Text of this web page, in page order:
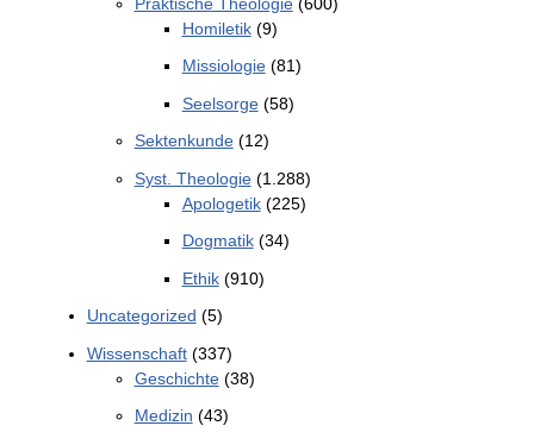
Homiletik(9)
Missiologie(81)
Seelsorge(58)
Sektenkunde(12)
Syst. Theologie(1.288)
Apologetik(225)
Dogmatik(34)
Ethik(910)
Uncategorized (5)
Wissenschaft(337)
Geschichte(38)
Medizin (43)